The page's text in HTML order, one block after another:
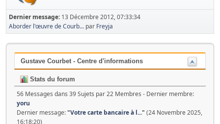
Dernier message: 13 Décembre 2012, 07:33:34
Aborder l'œuvre de Courb... par Freyja
Gustave Courbet - Centre d'informations
Stats du forum
56 Messages dans 39 Sujets par 22 Membres - Dernier membre:
yoru
Dernier message:"Votre carte bancaire à l..." (24 Novembre 2025,
16:18:20)